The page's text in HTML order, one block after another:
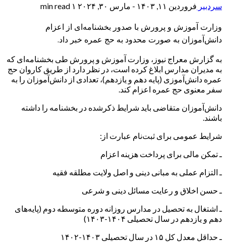
سردبیر فروردین ۱۱, ۱۴۰۳ - مارس ۳۰, ۲۰۲۴ ۱ min read
وزارت آموزش و پرورش با صدور بخشنامه‌ای از اعزام
دانش‌آموزان به صورت محدود به حج عمره خبر داد.
به گزارش معراج نیوز، وزارت آموزش و پرورش طی بخشنامه‌ای که
به مدیران مدارس ابلاغ کرده است، در نظر دارد از طریق کاروان حج
عمره دانش‌آموزی (پایه دهم و یازدهم)، تعدادی از دانش‌آموزان را به
سفر معنوی حج عمره اعزام کند.
دانش‌آموزان متقاضی باید شرایط ذکرشده در بخشنامه را داشته
باشند.
شرایط عمومی برای ثبت‌نام عبارت از:
ـ تمکن مالی برای پرداخت هزینه اعزام
ـ التزام عملی به مبانی دینی و اصل ولایت مطلقه فقیه
ـ حسن اخلاق و رعایت مسائل دینی و شرعی
ـ اشتغال به تحصیل در مدارس روزانه دوره متوسطه دوم (پایه‌های
دهم و یازدهم در سال تحصیلی ۱۴۰۴-۱۴۰۳)
ـ حداقل معدل کل ۱۵ در سال تحصیلی ۱۴۰۳-۱۴۰۲